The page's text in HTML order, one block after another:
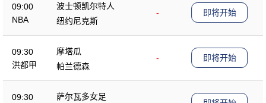
09:00
NBA
波士顿凯尔特人
-
纽约尼克斯
即将开始
09:30
洪都甲
摩塔瓜
-
帕兰德森
即将开始
09:30
萨尔瓦多女足